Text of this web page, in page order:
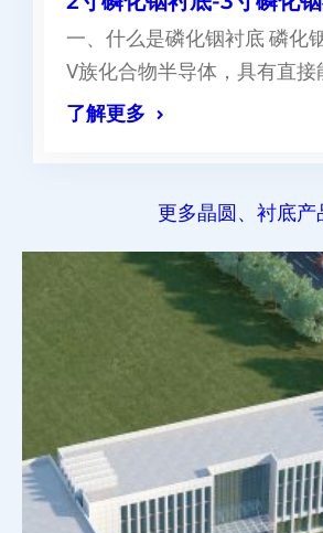
一、什么是磷化铟衬底 磷化
V族化合物半导体，具有直接
了解更多
更多晶圆、衬底产